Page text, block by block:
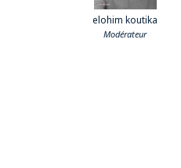
elohim koutika
Modérateur